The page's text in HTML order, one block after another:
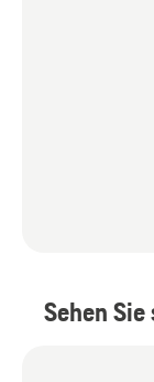
Sehen